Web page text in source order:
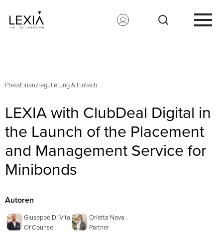
PressFinanzregulierung & Fintech
LEXIA with ClubDeal Digital in
the Launch of the Placement
and Management Service for
Minibonds
Autoren
Giuseppe Di Vita
Of Counsel
Orietta Nava
Partner